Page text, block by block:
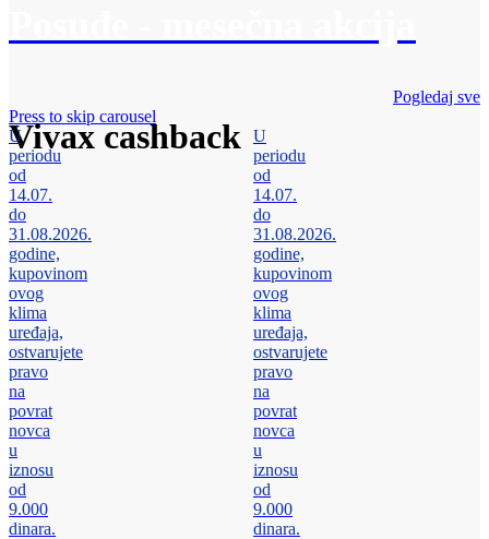
Vivax cashback
Pogledaj sve
Press to skip carousel
U
periodu
od
14.07.
do
31.08.2026.
godine,
kupovinom
ovog
klima
uređaja,
ostvarujete
pravo
na
povrat
novca
u
iznosu
od
9.000
dinara.
U
periodu
od
14.07.
do
31.08.2026.
godine,
kupovinom
ovog
klima
uređaja,
ostvarujete
pravo
na
povrat
novca
u
iznosu
od
9.000
dinara.